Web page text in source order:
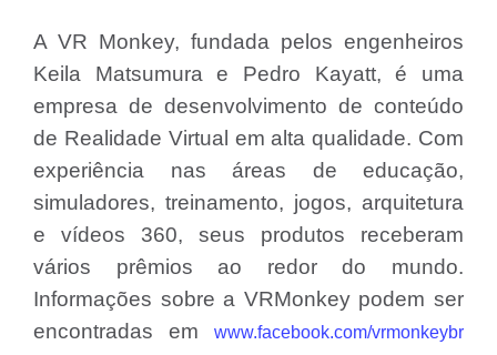
A VR Monkey, fundada pelos engenheiros
Keila Matsumura e Pedro Kayatt, é uma
empresa de desenvolvimento de conteúdo
de Realidade Virtual em alta qualidade. Com
experiência nas áreas de educação,
simuladores, treinamento, jogos, arquitetura
e vídeos 360, seus produtos receberam
vários prêmios ao redor do mundo.
Informações sobre a VRMonkey podem ser
encontradas em
www.facebook.com/vrmonkeybr